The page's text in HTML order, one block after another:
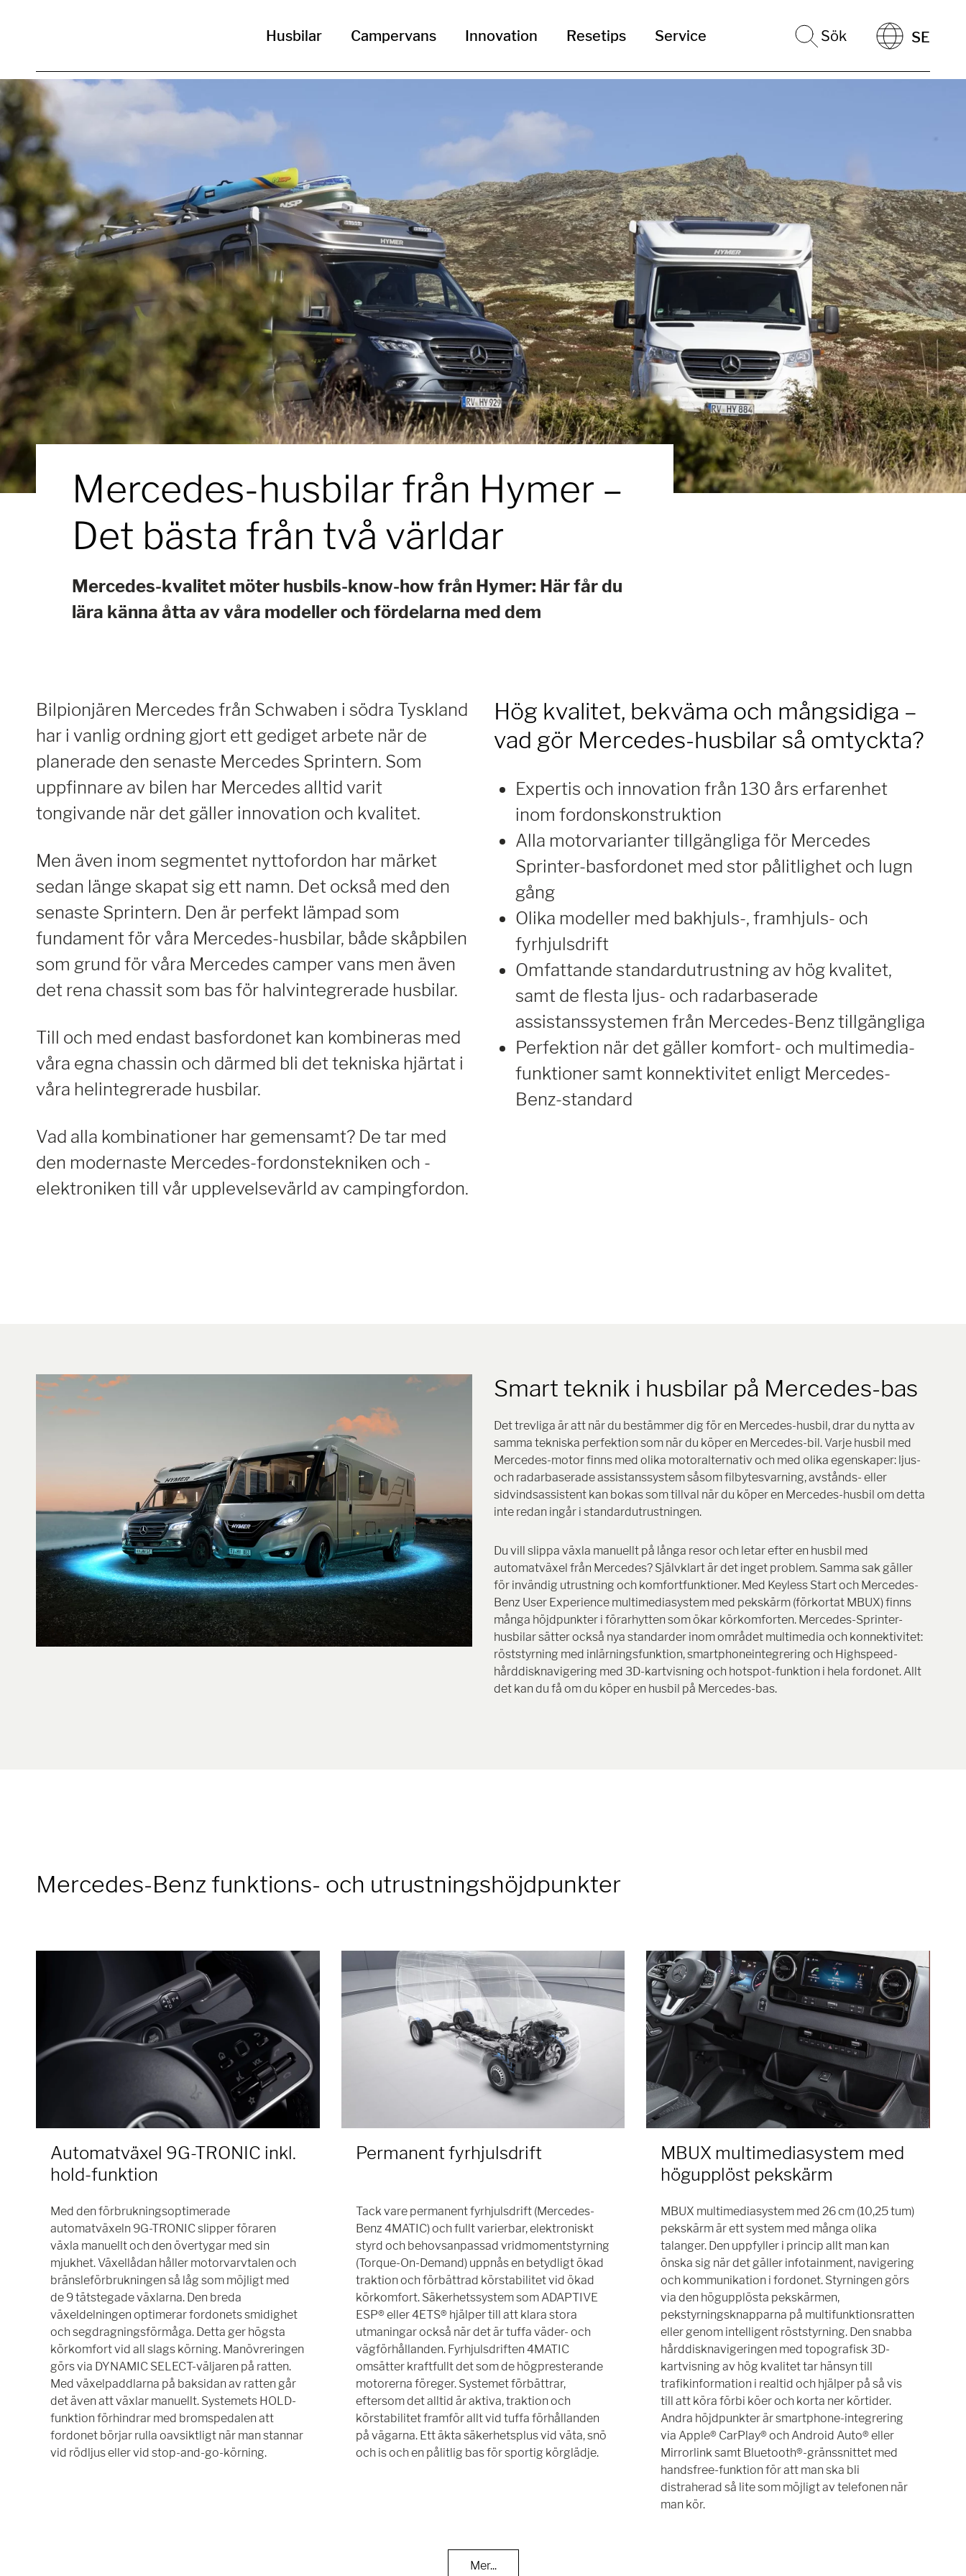
Husbilar Campervans Innovation Resetips Service Sök SE
Mercedes-husbilar från Hymer –
Det bästa från två världar
Mercedes-kvalitet möter husbils-know-how från Hymer: Här får du
lära känna åtta av våra modeller och fördelarna med dem
Bilpionjären Mercedes från Schwaben i södra Tyskland
har i vanlig ordning gjort ett gediget arbete när de
planerade den senaste Mercedes Sprintern. Som
uppfinnare av bilen har Mercedes alltid varit
tongivande när det gäller innovation och kvalitet.
Men även inom segmentet nyttofordon har märket
sedan länge skapat sig ett namn. Det också med den
senaste Sprintern. Den är perfekt lämpad som
fundament för våra Mercedes-husbilar, både skåpbilen
som grund för våra Mercedes camper vans men även
det rena chassit som bas för halvintegrerade husbilar.
Till och med endast basfordonet kan kombineras med
våra egna chassin och därmed bli det tekniska hjärtat i
våra helintegrerade husbilar.
Vad alla kombinationer har gemensamt? De tar med
den modernaste Mercedes-fordonstekniken och -
elektroniken till vår upplevelsevärld av campingfordon.
Hög kvalitet, bekväma och mångsidiga –
vad gör Mercedes-husbilar så omtyckta?
Expertis och innovation från 130 års erfarenhet
inom fordonskonstruktion
Alla motorvarianter tillgängliga för Mercedes
Sprinter-basfordonet med stor pålitlighet och lugn
gång
Olika modeller med bakhjuls-, framhjuls- och
fyrhjulsdrift
Omfattande standardutrustning av hög kvalitet,
samt de flesta ljus- och radarbaserade
assistanssystemen från Mercedes-Benz tillgängliga
Perfektion när det gäller komfort- och multimedia-
funktioner samt konnektivitet enligt Mercedes-
Benz-standard
Smart teknik i husbilar på Mercedes-bas
Det trevliga är att när du bestämmer dig för en Mercedes-husbil, drar du nytta av
samma tekniska perfektion som när du köper en Mercedes-bil. Varje husbil med
Mercedes-motor finns med olika motoralternativ och med olika egenskaper: ljus-
och radarbaserade assistanssystem såsom filbytesvarning, avstånds- eller
sidvindsassistent kan bokas som tillval när du köper en Mercedes-husbil om detta
inte redan ingår i standardutrustningen.
Du vill slippa växla manuellt på långa resor och letar efter en husbil med
automatväxel från Mercedes? Självklart är det inget problem. Samma sak gäller
för invändig utrustning och komfortfunktioner. Med Keyless Start och Mercedes-
Benz User Experience multimediasystem med pekskärm (förkortat MBUX) finns
många höjdpunkter i förarhytten som ökar körkomforten. Mercedes-Sprinter-
husbilar sätter också nya standarder inom området multimedia och konnektivitet:
röststyrning med inlärningsfunktion, smartphoneintegrering och Highspeed-
hårddisknavigering med 3D-kartvisning och hotspot-funktion i hela fordonet. Allt
det kan du få om du köper en husbil på Mercedes-bas.
Mercedes-Benz funktions- och utrustningshöjdpunkter
Automatväxel 9G-TRONIC inkl.
hold-funktion
Med den förbrukningsoptimerade
automatväxeln 9G-TRONIC slipper föraren
växla manuellt och den övertygar med sin
mjukhet. Växellådan håller motorvarvtalen och
bränsleförbrukningen så låg som möjligt med
de 9 tätstegade växlarna. Den breda
växeldelningen optimerar fordonets smidighet
och segdragningsförmåga. Detta ger högsta
körkomfort vid all slags körning. Manövreringen
görs via DYNAMIC SELECT-väljaren på ratten.
Med växelpaddlarna på baksidan av ratten går
det även att växlar manuellt. Systemets HOLD-
funktion förhindrar med bromspedalen att
fordonet börjar rulla oavsiktligt när man stannar
vid rödljus eller vid stop-and-go-körning.
Permanent fyrhjulsdrift
Tack vare permanent fyrhjulsdrift (Mercedes-
Benz 4MATIC) och fullt varierbar, elektroniskt
styrd och behovsanpassad vridmomentstyrning
(Torque-On-Demand) uppnås en betydligt ökad
traktion och förbättrad körstabilitet vid ökad
körkomfort. Säkerhetssystem som ADAPTIVE
ESP® eller 4ETS® hjälper till att klara stora
utmaningar också när det är tuffa väder- och
vägförhållanden. Fyrhjulsdriften 4MATIC
omsätter kraftfullt det som de högpresterande
motorerna föreger. Systemet förbättrar,
eftersom det alltid är aktiva, traktion och
körstabilitet framför allt vid tuffa förhållanden
på vägarna. Ett äkta säkerhetsplus vid väta, snö
och is och en pålitlig bas för sportig körglädje.
MBUX multimediasystem med
högupplöst pekskärm
MBUX multimediasystem med 26 cm (10,25 tum)
pekskärm är ett system med många olika
talanger. Den uppfyller i princip allt man kan
önska sig när det gäller infotainment, navigering
och kommunikation i fordonet. Styrningen görs
via den högupplösta pekskärmen,
pekstyrningsknapparna på multifunktionsratten
eller genom intelligent röststyrning. Den snabba
hårddisknavigeringen med topografisk 3D-
kartvisning av hög kvalitet tar hänsyn till
trafikinformation i realtid och hjälper på så vis
till att köra förbi köer och korta ner körtider.
Andra höjdpunkter är smartphone-integrering
via Apple® CarPlay® och Android Auto® eller
Mirrorlink samt Bluetooth®-gränssnittet med
handsfree-funktion för att man ska bli
distraherad så lite som möjligt av telefonen när
man kör.
Mer...